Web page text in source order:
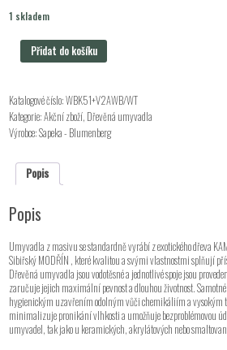
1 skladem
Přidat do košíku
Katalogové číslo:WBK51+V2AWB/WT
Kategorie:Akční zboží, Dřevěná umyvadla
Výrobce:Sapeka - Blumenberg
Popis
Popis
Umyvadla z masivu se standardně vyrábí z exotického dřeva
Sibiřský MODŘÍN , které kvalitou a svými vlastnostmi splňují
Dřevěná umyvadla jsou vodotěsné a jednotlivé spoje jsou
zaručuje jejich maximální pevnost a dlouhou životnost.
hygienickým uzavřením odolným vůči chemikáliím a vysokým
minimalizuje pronikání vlhkosti a umožňuje bezproblémovou
umyvadel, tak jako u keramických, akrylátových nebo